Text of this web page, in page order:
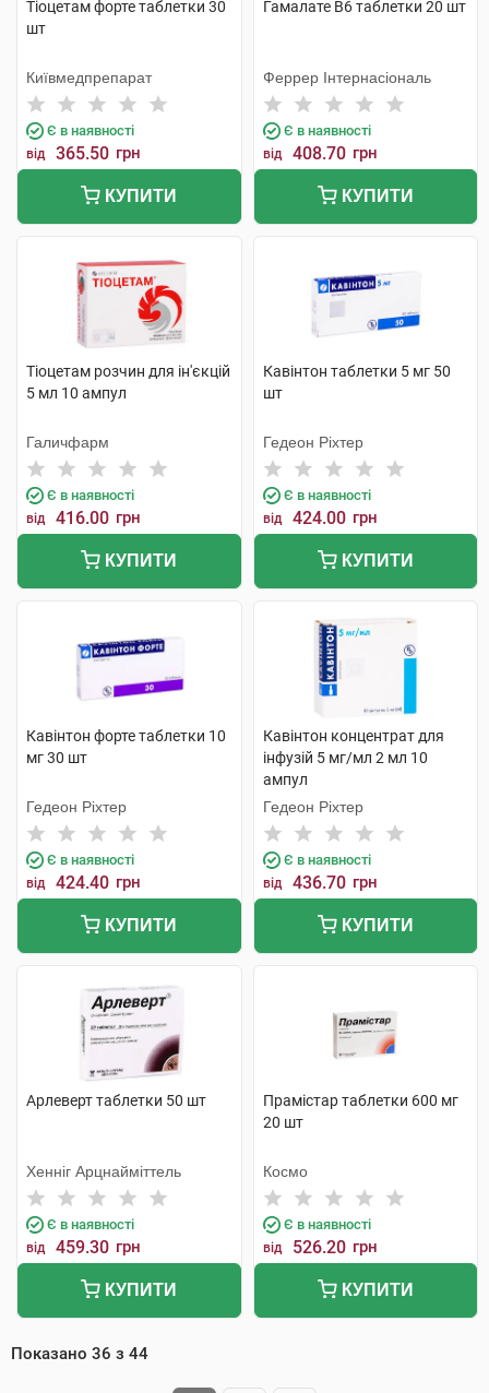
Тіоцетам форте таблетки 30
шт
Київмедпрепарат
Є в наявності
від 365.50 грн
КУПИТИ
Гамалате В6 таблетки 20 шт
Феррер Інтернасіональ
Є в наявності
від 408.70 грн
КУПИТИ
Тіоцетам розчин для ін'єкцій
5 мл 10 ампул
Галичфарм
Є в наявності
від 416.00 грн
КУПИТИ
Кавінтон таблетки 5 мг 50
шт
Гедеон Ріхтер
Є в наявності
від 424.00 грн
КУПИТИ
Кавінтон форте таблетки 10
мг 30 шт
Гедеон Ріхтер
Є в наявності
від 424.40 грн
КУПИТИ
Кавінтон концентрат для
інфузій 5 мг/мл 2 мл 10
ампул
Гедеон Ріхтер
Є в наявності
від 436.70 грн
КУПИТИ
Арлеверт таблетки 50 шт
Хенніг Арцнайміттель
Є в наявності
від 459.30 грн
КУПИТИ
Прамістар таблетки 600 мг
20 шт
Космо
Є в наявності
від 526.20 грн
КУПИТИ
Показано 36 з 44